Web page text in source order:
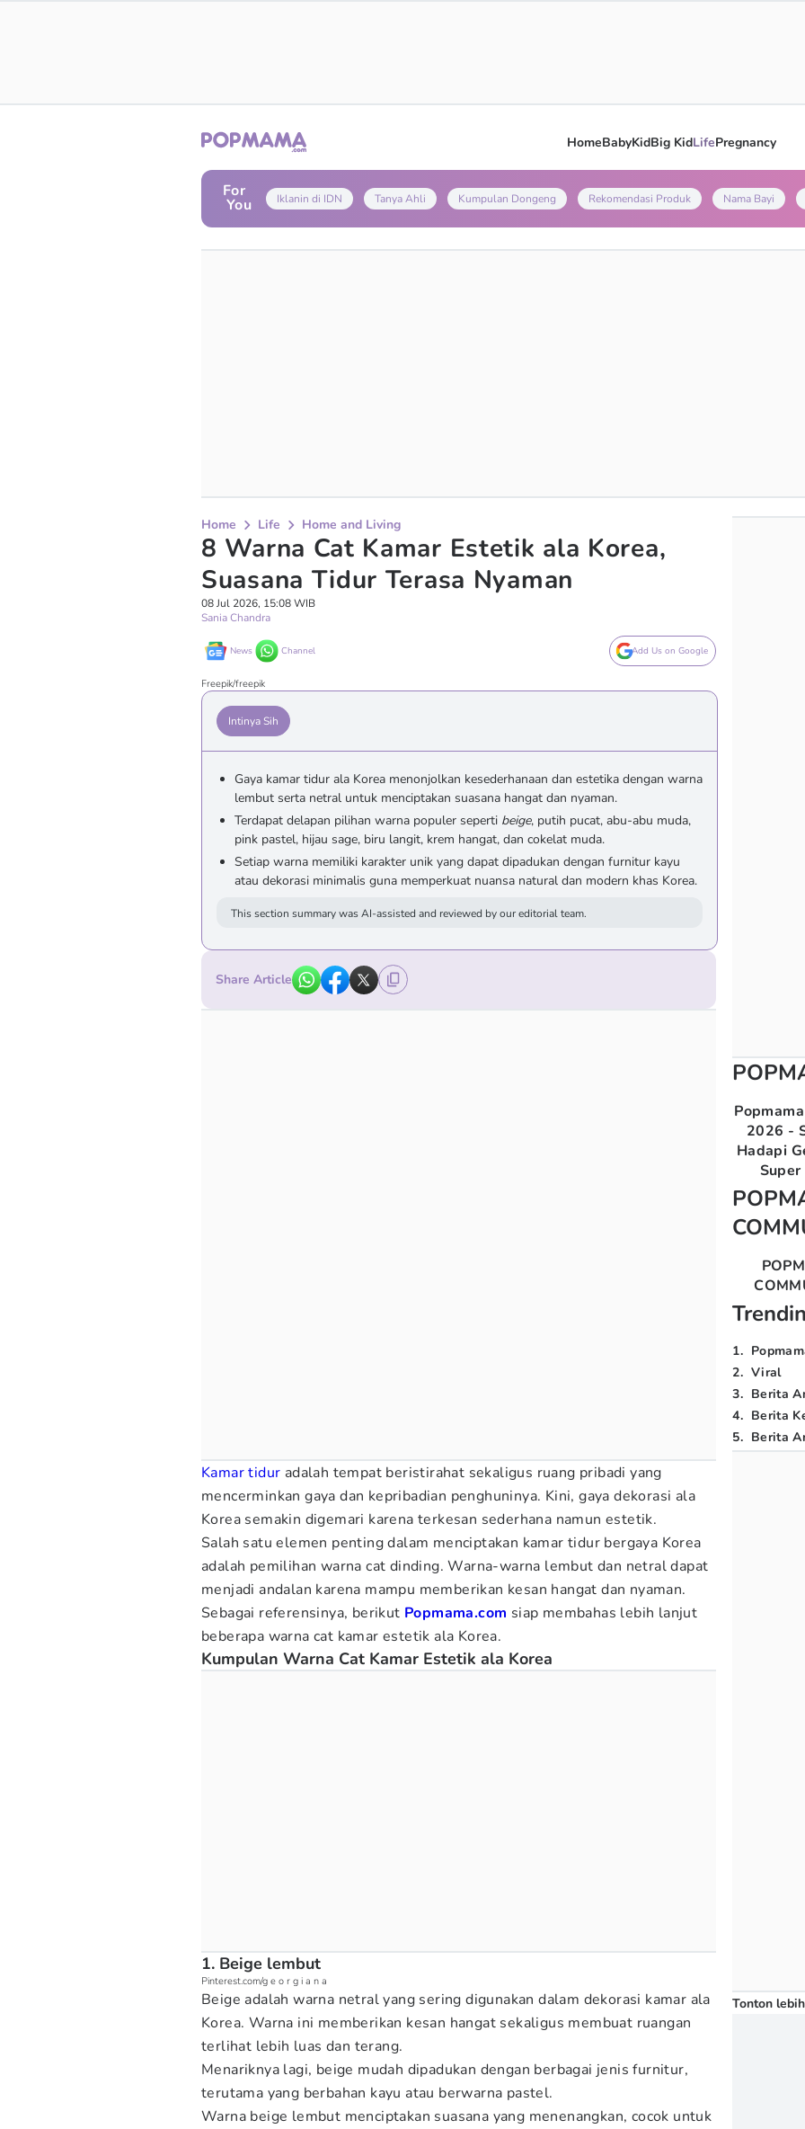
HomeBabyKidBig KidLifePregnancy
For
You Iklanin di IDN Tanya Ahli Kumpulan Dongeng Rekomendasi Produk Nama Bayi
Home Life Home and Living
8 Warna Cat Kamar Estetik ala Korea,
Suasana Tidur Terasa Nyaman
08 Jul 2026, 15:08 WIB
Sania Chandra
News Channel Add Us on Google
Freepik/freepik
Intinya Sih
Gaya kamar tidur ala Korea menonjolkan kesederhanaan dan estetika dengan warna
lembut serta netral untuk menciptakan suasana hangat dan nyaman.
Terdapat delapan pilihan warna populer seperti beige, putih pucat, abu-abu muda,
pink pastel, hijau sage, biru langit, krem hangat, dan cokelat muda.
Setiap warna memiliki karakter unik yang dapat dipadukan dengan furnitur kayu
atau dekorasi minimalis guna memperkuat nuansa natural dan modern khas Korea.
This section summary was AI-assisted and reviewed by our editorial team.
Share Article
Kamar tidur adalah tempat beristirahat sekaligus ruang pribadi yang
mencerminkan gaya dan kepribadian penghuninya. Kini, gaya dekorasi ala
Korea semakin digemari karena terkesan sederhana namun estetik.
Salah satu elemen penting dalam menciptakan kamar tidur bergaya Korea
adalah pemilihan warna cat dinding. Warna-warna lembut dan netral dapat
menjadi andalan karena mampu memberikan kesan hangat dan nyaman.
Sebagai referensinya, berikut Popmama.com siap membahas lebih lanjut
beberapa warna cat kamar estetik ala Korea.
Kumpulan Warna Cat Kamar Estetik ala Korea
1. Beige lembut
Pinterest.com/g e o r g i a n a
Beige adalah warna netral yang sering digunakan dalam dekorasi kamar ala
Korea. Warna ini memberikan kesan hangat sekaligus membuat ruangan
terlihat lebih luas dan terang.
Menariknya lagi, beige mudah dipadukan dengan berbagai jenis furnitur,
terutama yang berbahan kayu atau berwarna pastel.
Warna beige lembut menciptakan suasana yang menenangkan, cocok untuk
2026 -
Hadapi
1.
2. Viral
3. Berita
4. Berita
5. Berita
Tonton